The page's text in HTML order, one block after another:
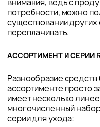
внимания, ведь с
потребности, можно
существовании других
переплачивать.
АССОРТИМЕНТ И СЕРИИ
Разнообразие
ассортименте просто
имеет несколько
многочисленный
серии для ухода: